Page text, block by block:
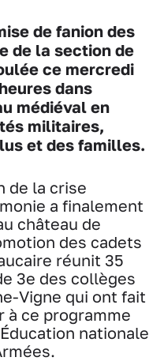
de fanion des
de la section de
ce mercredi
dans
médiéval en
militaires,
et des familles.
de la crise
a finalement
château de
des cadets
réunit 35
3e des collèges
Vigne qui ont fait
à ce programme
nationale